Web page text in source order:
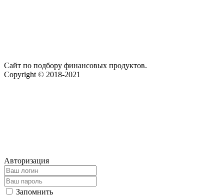
Сайт по подбору финансовых продуктов.
Copyright © 2018-2021
Авторизация
Запомнить